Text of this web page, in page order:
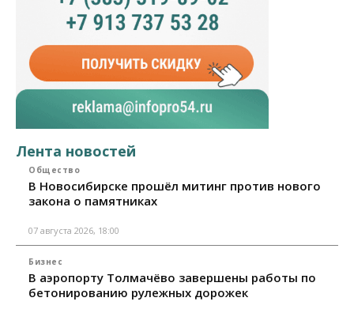
Лента новостей
Общество
В Новосибирске прошёл митинг против нового
закона о памятниках
07 августа 2026, 18:00
Бизнес
В аэропорту Толмачёво завершены работы по
бетонированию рулежных дорожек